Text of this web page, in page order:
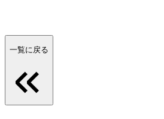
一覧に戻る